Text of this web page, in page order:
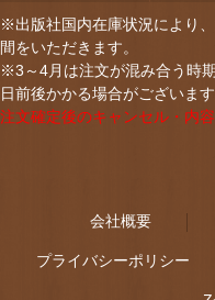
※出版社国内在庫状況により
間をいただきます。
※3～4月は注文が混み合う時
日前後かかる場合がございます
注文確定後のキャンセル・内
会社概要
プライバシーポリシー